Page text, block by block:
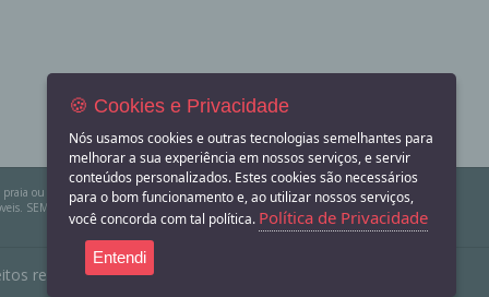
ou sítio para eventos? Aqui você também encontra! O Portal Casa Jaú apenas divulga
SEMPRE consulte a imobiliária ou proprietário para confirmar as informações
reservados.
🍪 Cookies e Privacidade
Nós usamos cookies e outras tecnologias semelhantes para
melhorar a sua experiência em nossos serviços, e servir
conteúdos personalizados. Estes cookies são necessários
para o bom funcionamento e, ao utilizar nossos serviços,
você concorda com tal política. Política de Privacidade
Entendi